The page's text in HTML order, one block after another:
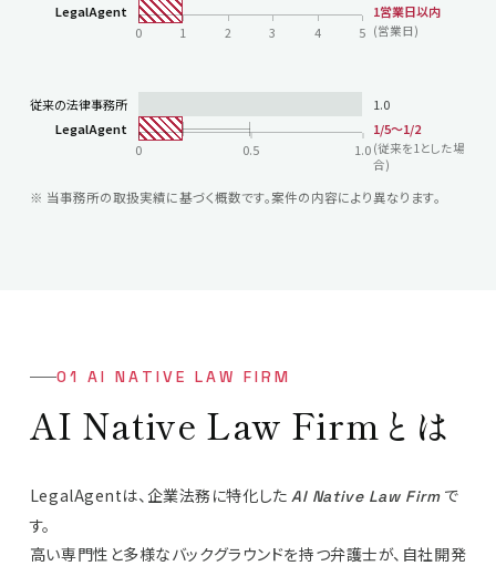
LegalAgent
1営業日以内
0
1 2 3 4 5 (営業日)
従来の法律事務所
1.0
LegalAgent
1/5〜1/2
0
0.5 1.0 (従来を1とした場
合)
※ 当事務所の取扱実績に基づく概数です。案件の内容により異なります。
01 AI NATIVE LAW FIRM
AI Native Law Firmとは
LegalAgentは、企業法務に特化したAI Native Law Firmで
す。
高い専門性と多様なバックグラウンドを持つ弁護士が、自社開発